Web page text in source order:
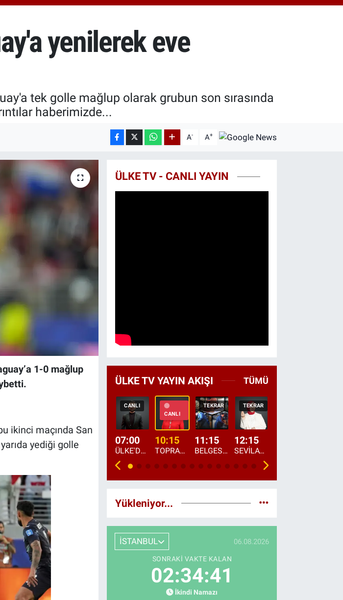
64.475,47
%0.66
yenilerek eve
tek golle mağlup olarak grubun son sırasında
haberimizde...
A- A+
1-0 mağlup
ikinci maçında San
yediği golle
ÜLKE TV - CANLI YAYIN
ÜLKE TV YAYIN AKIŞI TÜMÜ
CANLI
07:00
ÜLKE'DE BU SABAH
CANLI
10:15
TOPRAKTAN SOFRAYA
TEKRAR
11:15
BELGESEL: "ÜLKE'NİN ALIN TERİ"
TEKRAR
12:15
SEVİLAY SUNGUR İLE ELİMİN BEREKETİ
Yükleniyor...
İSTANBUL 06.08.2026
SONRAKI VAKTE KALAN
02:34:40
İkindi Namazı